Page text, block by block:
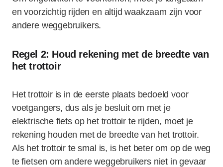
en voorzichtig rijden en altijd waakzaam zijn voor
andere weggebruikers.
Regel 2: Houd rekening met de breedte van
het trottoir
Het trottoir is in de eerste plaats bedoeld voor
voetgangers, dus als je besluit om met je
elektrische fiets op het trottoir te rijden, moet je
rekening houden met de breedte van het trottoir.
Als het trottoir te smal is, is het beter om op de weg
te fietsen om andere weggebruikers niet in gevaar